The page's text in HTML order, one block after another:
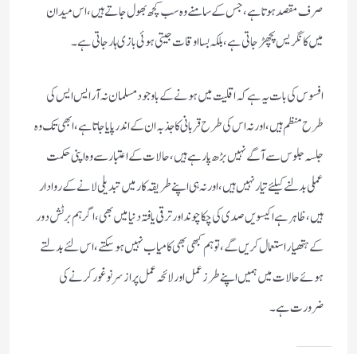
صرف مقصد ہوتا ہے،جس کے سامنے وہ سب کچھ بھول جاتے ہیں،اس میدان
میں کانگریس پچھڑ جاتی ہے،بلکہ بسا اوقات جیتی ہوئی بازی ہار جاتی ہے۔
افسوس کی بات یہ ہے کہ اقلیت میں ہونے کے باوجود مسلمان نہ آر ایس ایس کی
طرح منظم ہیں،اور نہ اس کی طرح قربانی کا جذبہ ان کے اندر پایا جاتا ہے،ابھی تک وہ
جلسہ جلوس سے آگے نہیں بڑھ پا رہے ہیں،حالات کے اعتبار سے وہ اپنی حکمت
عملی بدلنے کیلئے تیار نہیں ہیں،اور نہ ہی اپنے طریقہ کار میں تبدیلی لانے کے روادار
ہیں ،ظاہر ہے اکیسویں صدی کی چکا چوند اور ترقی یافتہ دنیا میں بھی،اگر ہم برٹش دور
کے ہتھیار استعمال کریں گے،تو ہم کبھی بھی کامیاب نہیں ہو سکتے،اس لئے بدلتے
ہوئے حالات میں ہمیں اپنے طرز عمل اور لائحہ عمل پر از سر نو غور کرنے کی
ضرورت ہے۔